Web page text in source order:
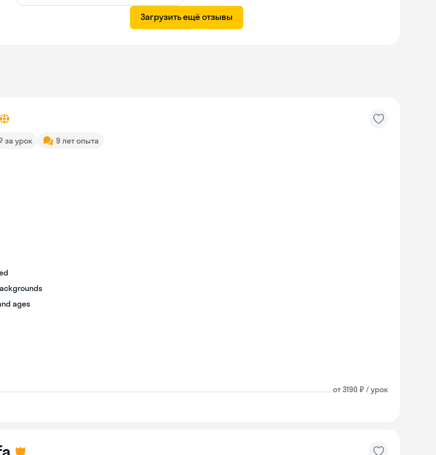
Загрузить ещё отзывы
за урок 9 лет опыта
ages
от 3190 ₽ / урок